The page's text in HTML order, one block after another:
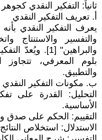
ثانياً: التفكير النقدي
أ. تعريف التفكير النقدي
يعرف التفكير النقدي
والتفسير والاستنتاج
والبراهين" [1].
بلوم المعرفي، تتجاوز
والتطبيق.
ب. مكونات التفكير النقدي
التحليل: القدرة على
الأساسية.
التقييم: الحكم على صدق
الاستدلال: استخلاص